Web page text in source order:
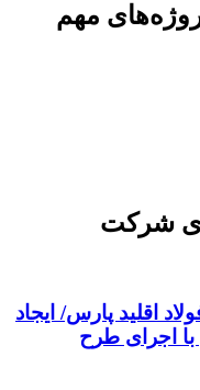
مهم
شرکت
فولاد اقلید پارس/ ایجاد